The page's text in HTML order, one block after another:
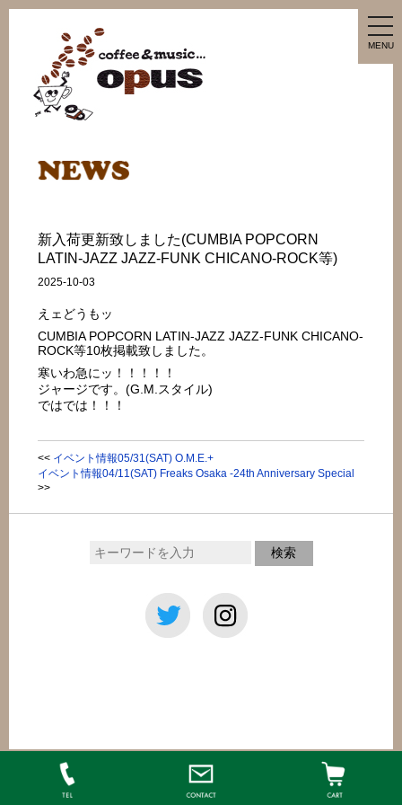
MENU
新入荷更新致しました(CUMBIA POPCORN
LATIN-JAZZ JAZZ-FUNK CHICANO-ROCK等)
2025-10-03
えェどうもッ
CUMBIA POPCORN LATIN-JAZZ JAZZ-FUNK CHICANO-
ROCK等10枚掲載致しました。
寒いわ急にッ！！！！！
ジャージです。(G.M.スタイル)
ではでは！！！
<< イベント情報05/31(SAT) O.M.E.+
イベント情報04/11(SAT) Freaks Osaka -24th Anniversary Special
>>